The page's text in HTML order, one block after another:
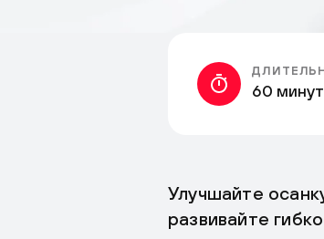
60 минут
Улучшайте
развивайте